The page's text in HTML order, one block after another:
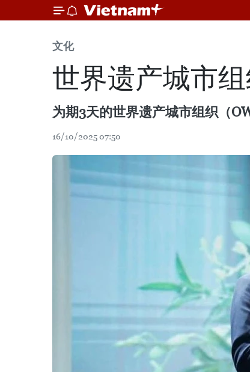
文化
世界遗产城市
为期3天的世界遗产城市组织（
16/10/2025 07:50